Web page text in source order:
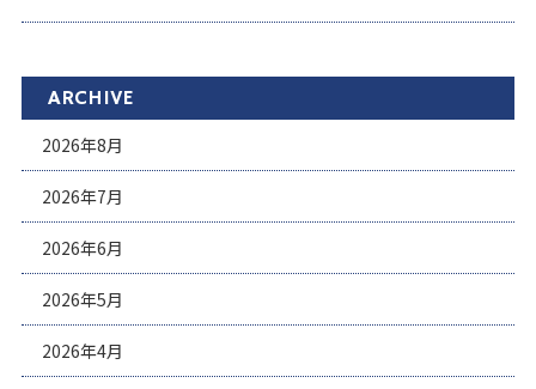
ARCHIVE
2026年8月
2026年7月
2026年6月
2026年5月
2026年4月